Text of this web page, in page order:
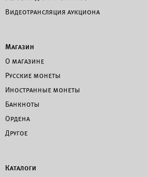
Видеотрансляция аукциона
Магазин
О магазине
Русские монеты
Иностранные монеты
Банкноты
Ордена
Другое
Каталоги